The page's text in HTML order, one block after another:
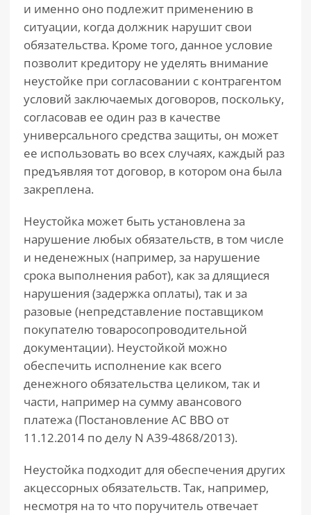
и именно оно подлежит применению в
ситуации, когда должник нарушит свои
обязательства. Кроме того, данное условие
позволит кредитору не уделять внимание
неустойке при согласовании с контрагентом
условий заключаемых договоров, поскольку,
согласовав ее один раз в качестве
универсального средства защиты, он может
ее использовать во всех случаях, каждый раз
предъявляя тот договор, в котором она была
закреплена.
Неустойка может быть установлена за
нарушение любых обязательств, в том числе
и неденежных (например, за нарушение
срока выполнения работ), как за длящиеся
нарушения (задержка оплаты), так и за
разовые (непредставление поставщиком
покупателю товаросопроводительной
документации). Неустойкой можно
обеспечить исполнение как всего
денежного обязательства целиком, так и
части, например на сумму авансового
платежа (Постановление АС ВВО от
11.12.2014 по делу N А39-4868/2013).
Неустойка подходит для обеспечения других
акцессорных обязательств. Так, например,
несмотря на то что поручитель отвечает